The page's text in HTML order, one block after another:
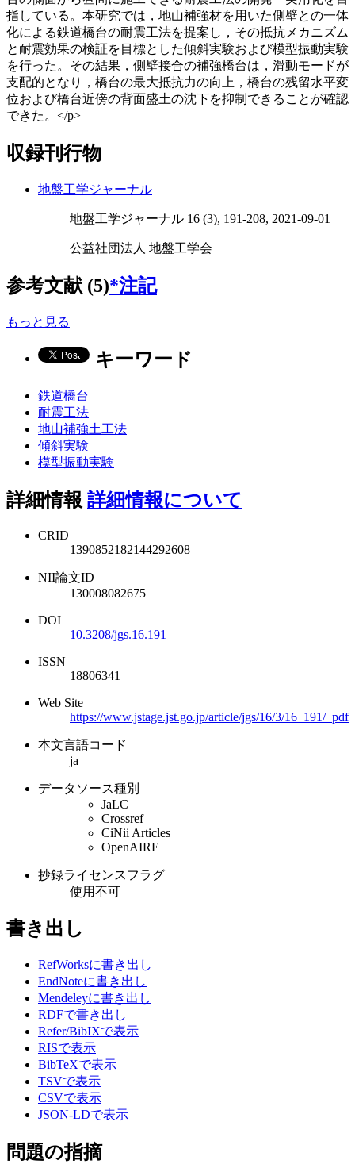
指している。本研究では，地山補強材を用いた側壁との一体
化による鉄道橋台の耐震工法を提案し，その抵抗メカニズム
と耐震効果の検証を目標とした傾斜実験および模型振動実験
を行った。その結果，側壁接合の補強橋台は，滑動モードが
支配的となり，橋台の最大抵抗力の向上，橋台の残留水平変
位および橋台近傍の背面盛土の沈下を抑制できることが確認
できた。</p>
収録刊行物
地盤工学ジャーナル
地盤工学ジャーナル 16 (3), 191-208, 2021-09-01
公益社団法人 地盤工学会
参考文献 (5)*注記
もっと見る
キーワード
鉄道橋台
耐震工法
地山補強土工法
傾斜実験
模型振動実験
詳細情報 詳細情報について
CRID
1390852182144292608
NII論文ID
130008082675
DOI
10.3208/jgs.16.191
ISSN
18806341
Web Site
https://www.jstage.jst.go.jp/article/jgs/16/3/16_191/_pdf
本文言語コード
ja
データソース種別
JaLC
Crossref
CiNii Articles
OpenAIRE
抄録ライセンスフラグ
使用不可
書き出し
RefWorksに書き出し
EndNoteに書き出し
Mendeleyに書き出し
RDFで書き出し
Refer/BibIXで表示
RISで表示
BibTeXで表示
TSVで表示
CSVで表示
JSON-LDで表示
問題の指摘